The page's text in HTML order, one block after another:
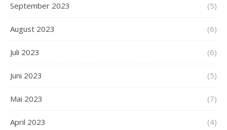
September 2023 (5)
August 2023 (6)
Juli 2023 (6)
Juni 2023 (5)
Mai 2023 (7)
April 2023 (4)